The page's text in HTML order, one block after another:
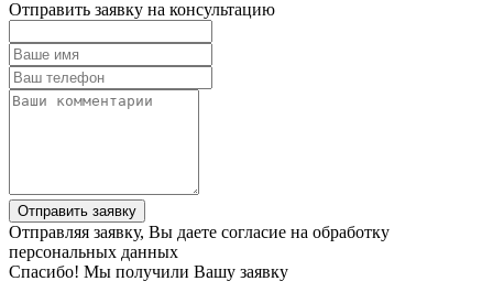
Отправить заявку на консультацию
Отправить заявку
Отправляя заявку, Вы даете согласие на обработку
персональных данных
Спасибо! Мы получили Вашу заявку